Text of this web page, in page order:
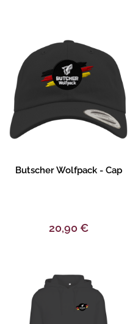
Produktbeschreibung
Butscher Wolfpack - Cap
20,90 €